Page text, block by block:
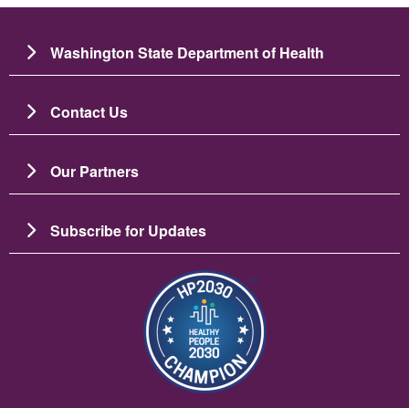
Washington State Department of Health
Contact Us
Our Partners
Subscribe for Updates
Зображення